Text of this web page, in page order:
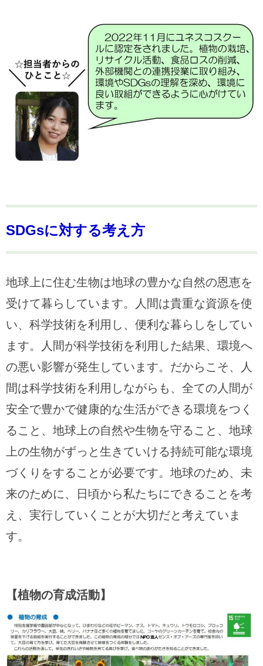
SDGsに対する考え方
地球上に住む生物は地球の豊かな自然の恩恵を
受けて暮らしています。人間は貴重な資源を使
い、科学技術を利用し、便利な暮らしをしてい
ます。人間が科学技術を利用した結果、環境へ
の悪い影響が発生しています。だからこそ、人
間は科学技術を利用しながらも、全ての人間が
安全で豊かで健康的な生活ができる環境をつく
ること、地球上の自然や生物を守ること、地球
上の生物がずっと生きていける持続可能な環境
づくりをすることが必要です。地球のため、未
来のために、日頃から私たちにできることを考
え、実行していくことが大切だと考えていま
す。
【植物の育成活動】